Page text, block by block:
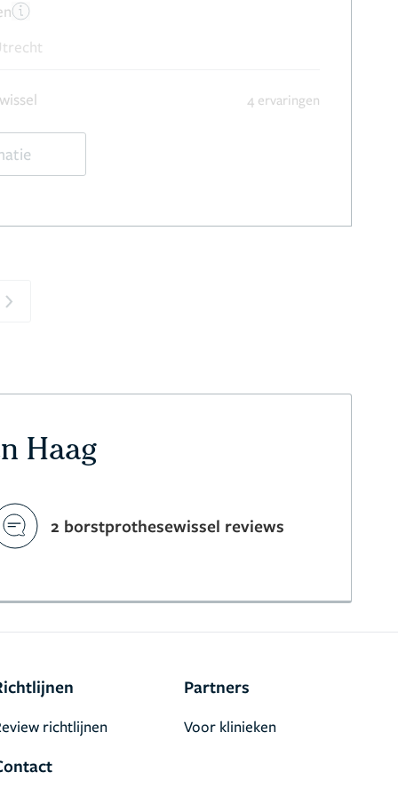
4 ervaringen
Next
Haag
2 borstprothesewissel reviews
richtlijnen
Partners
Voor klinieken